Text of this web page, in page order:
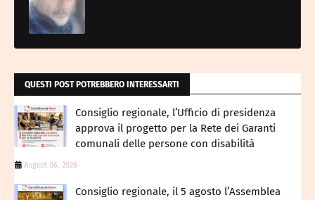
QUESTI POST POTREBBERO INTERESSARTI
Consiglio regionale, l’Ufficio di presidenza
approva il progetto per la Rete dei Garanti
comunali delle persone con disabilità
August 06, 2026
Consiglio regionale, il 5 agosto l’Assemblea